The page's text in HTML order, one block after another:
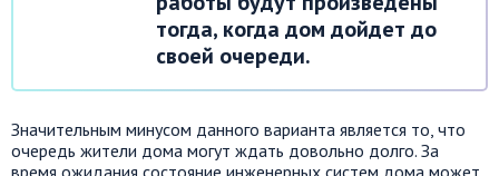
тогда, когда дом дойдет до
своей очереди.
Значительным минусом данного варианта является то, что
очередь жители дома могут ждать довольно долго. За
время ожидания состояние инженерных систем дома может